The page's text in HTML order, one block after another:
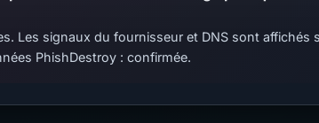
Les signaux du fournisseur et DNS sont
PhishDestroy : confirmée.